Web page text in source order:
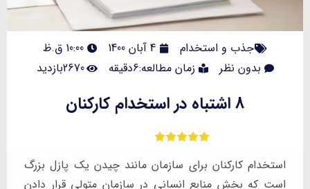
جذب و استخدام 4 آبان 1400
10:00 ق.ظ
بدون نظر
زمان مطالعه:6دقیقه 2670بازدید
8 اشتباه در استخدام کارکنان
استخدام کارکنان برای سازمان مانند چیدن یک پازل بزرگ
است که بخش منابع انسانی در سازمان متولی قرار دادن